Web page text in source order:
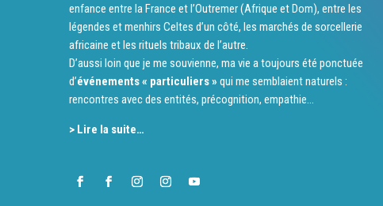
enfance entre la France et l’Outremer (Afrique et Dom), entre les
légendes et menhirs Celtes d’un côté, les marchés de sorcellerie
africaine et les rituels tribaux de l’autre.
D’aussi loin que je me souvienne, ma vie a toujours été ponctuée
d’événements « particuliers » qui me semblaient naturels :
rencontres avec des entités, précognition, empathie…
> Lire la suite…